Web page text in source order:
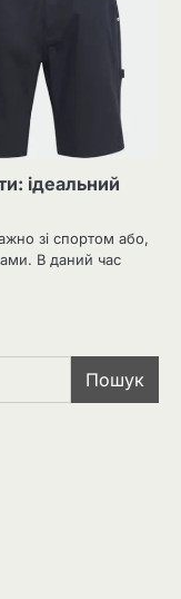
ідеальний
зі спортом або,
В даний час
Пошук